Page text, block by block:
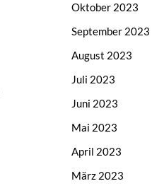
Oktober 2023
September 2023
August 2023
Juli 2023
Juni 2023
Mai 2023
April 2023
März 2023